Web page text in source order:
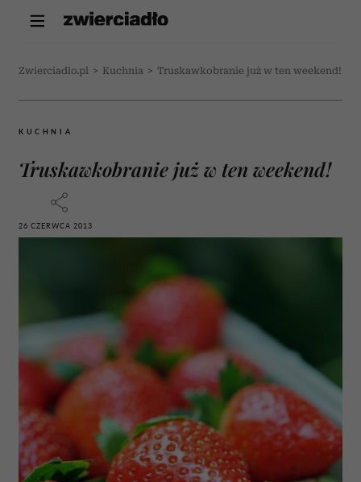
Zwierciadlo.pl > Kuchnia > Truskawkobranie już w ten weekend!
KUCHNIA
Truskawkobranie już w ten weekend!
26 CZERWCA 2013